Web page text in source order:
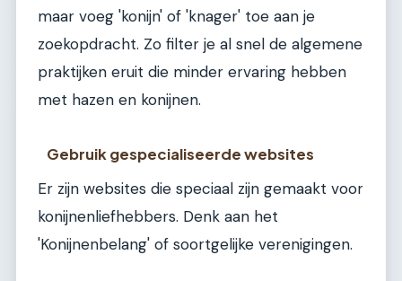
maar voeg 'konijn' of 'knager' toe aan je
zoekopdracht. Zo filter je al snel de algemene
praktijken eruit die minder ervaring hebben
met hazen en konijnen.
Gebruik gespecialiseerde websites
Er zijn websites die speciaal zijn gemaakt voor
konijnenliefhebbers. Denk aan het
'Konijnenbelang' of soortgelijke verenigingen.